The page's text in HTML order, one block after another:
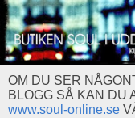
OM DU SER
BLOGG SÅ KAN DU
www.soul-online.se